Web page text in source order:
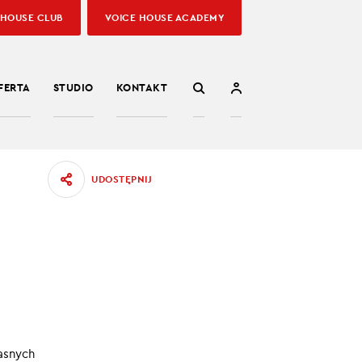
STUDIO KONTAKT
CLUB VOICE HOUSE ACADEMY
UDOSTĘPNIJ